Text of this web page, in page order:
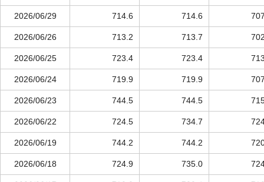
2026/06/29 714.6 714.6
2026/06/26 713.2 713.7
2026/06/25 723.4 723.4
2026/06/24 719.9 719.9
2026/06/23 744.5 744.5
2026/06/22 724.5 734.7
2026/06/19 744.2 744.2
2026/06/18 724.9 735.0